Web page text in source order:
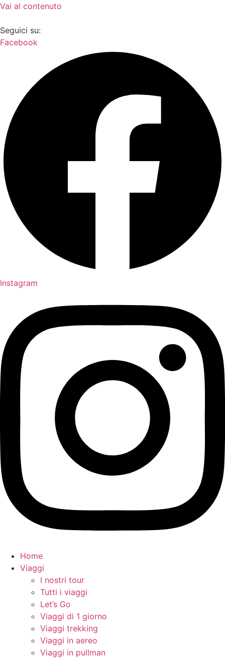
Vai al contenuto
Seguici su:
Facebook
Instagram
Home
Viaggi
I nostri tour
Tutti i viaggi
Let’s Go
Viaggi di 1 giorno
Viaggi trekking
Viaggi in aereo
Viaggi in pullman